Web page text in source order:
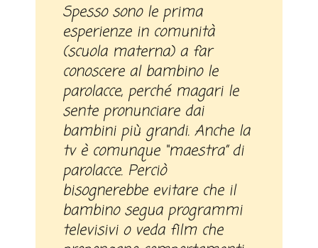
Spesso sono le prima
esperienze in comunità
(scuola materna) a far
conoscere al bambino le
parolacce, perché magari le
sente pronunciare dai
bambini più grandi. Anche la
tv è comunque “maestra” di
parolacce. Perciò
bisognerebbe evitare che il
bambino segua programmi
televisivi o veda film che